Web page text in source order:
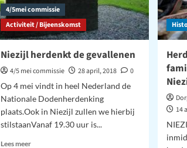
4/5mei commissie
Activiteit / Bijeenskomst
Niezijl herdenkt de gevallenen
4/5 mei commissie 28 april, 2018
0
Op 4 mei vindt in heel Nederland de
Nationale Dodenherdenking
plaats.Ook in Niezijl zullen we hierbij
stilstaanVanaf 19.30 uur is...
Lees meerLees
14